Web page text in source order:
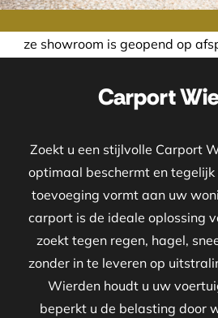
is geopend op afspraak. Ook in
Carport
Zoekt u een stijlvolle Carport
optimaal beschermt en tegelijk
toevoeging vormt aan uw
carport is de ideale oplossing
zoekt tegen regen, hagel,
zonder in te leveren op
Wierden houdt u uw
beperkt u de belasting door